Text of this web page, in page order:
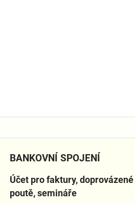
BANKOVNÍ SPOJENÍ
Účet pro faktury, doprovázené
poutě, semináře